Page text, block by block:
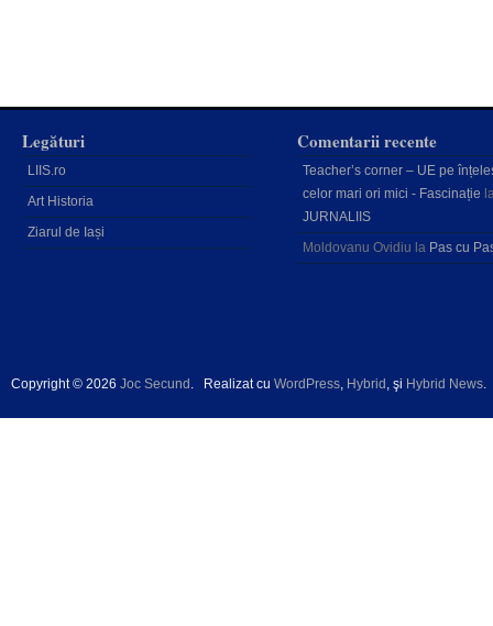
Legături
LIIS.ro
Art Historia
Ziarul de Iași
Comentarii recente
Teacher’s corner – UE pe
celor mari ori mici - Fascinație
JURNALIIS
Moldovanu Ovidiu la Pas cu
Copyright © 2026 Joc Secund . Realizat cu WordPress, Hybrid , şi Hybrid News.